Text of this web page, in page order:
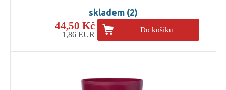
skladem (2)
44,50 Kč
1,86 EUR
Do košíku